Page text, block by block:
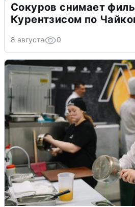
Сокуров снимает
Курентзисом по
8 августа 0